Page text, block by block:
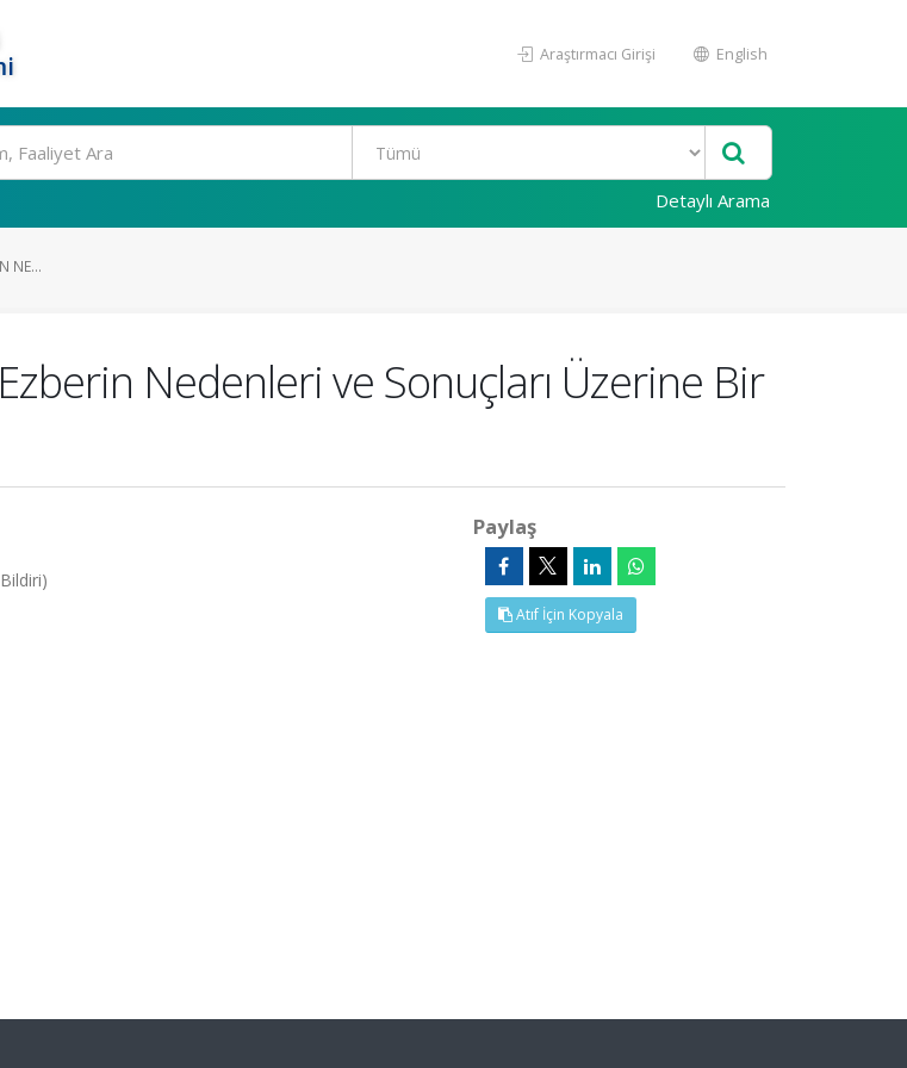
Araştırmacı Girişi English
Detaylı Arama
NE...
Nedenleri ve Sonuçları Üzerine Bir
Paylaş
Atıf İçin Kopyala